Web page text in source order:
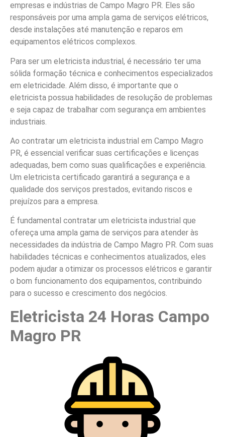
empresas e indústrias de Campo Magro PR. Eles são
responsáveis por uma ampla gama de serviços elétricos,
desde instalações até manutenção e reparos em
equipamentos elétricos complexos.
Para ser um eletricista industrial, é necessário ter uma
sólida formação técnica e conhecimentos especializados
em eletricidade. Além disso, é importante que o
eletricista possua habilidades de resolução de problemas
e seja capaz de trabalhar com segurança em ambientes
industriais.
Ao contratar um eletricista industrial em Campo Magro
PR, é essencial verificar suas certificações e licenças
adequadas, bem como suas qualificações e experiência.
Um eletricista certificado garantirá a segurança e a
qualidade dos serviços prestados, evitando riscos e
prejuízos para a empresa.
É fundamental contratar um eletricista industrial que
ofereça uma ampla gama de serviços para atender às
necessidades da indústria de Campo Magro PR. Com suas
habilidades técnicas e conhecimentos atualizados, eles
podem ajudar a otimizar os processos elétricos e garantir
o bom funcionamento dos equipamentos, contribuindo
para o sucesso e crescimento dos negócios.
Eletricista 24 Horas Campo
Magro PR